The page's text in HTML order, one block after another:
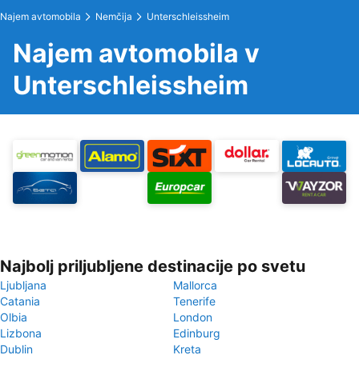
Najem avtomobila Nemčija Unterschleissheim
Najem avtomobila v
Unterschleissheim
Najbolj priljubljene destinacije po svetu
Ljubljana
Mallorca
Catania
Tenerife
Olbia
London
Lizbona
Edinburg
Dublin
Kreta